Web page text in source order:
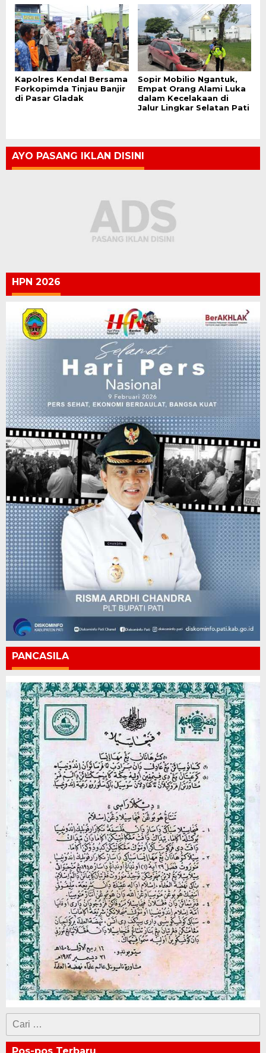
Kapolres Kendal Bersama
Forkopimda Tinjau Banjir
di Pasar Gladak
Sopir Mobilio Ngantuk,
Empat Orang Alami Luka
dalam Kecelakaan di
Jalur Lingkar Selatan Pati
AYO PASANG IKLAN DISINI
HPN 2026
PANCASILA
Cari
untuk:
Pos-pos Terbaru